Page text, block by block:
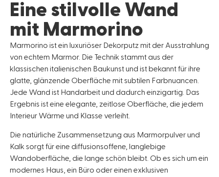
Eine stilvolle Wand
mit Marmorino
Marmorino ist ein luxuriöser Dekorputz mit der Ausstrahlung
von echtem Marmor. Die Technik stammt aus der
klassischen italienischen Baukunst und ist bekannt für ihre
glatte, glänzende Oberfläche mit subtilen Farbnuancen.
Jede Wand ist Handarbeit und dadurch einzigartig. Das
Ergebnis ist eine elegante, zeitlose Oberfläche, die jedem
Interieur Wärme und Klasse verleiht.
Die natürliche Zusammensetzung aus Marmorpulver und
Kalk sorgt für eine diffusionsoffene, langlebige
Wandoberfläche, die lange schön bleibt. Ob es sich um ein
modernes Haus, ein Büro oder einen exklusiven